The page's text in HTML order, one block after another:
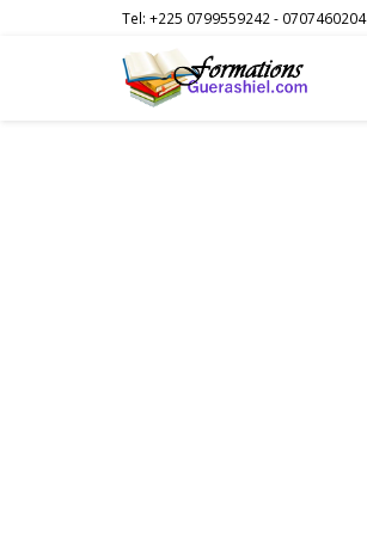
Tel: +225 0799559242 - 0707460204